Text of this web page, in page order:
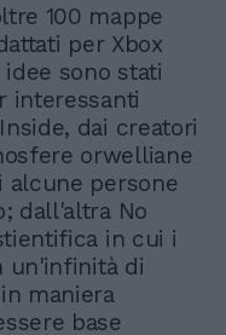
100 mappe
per Xbox
sono stati
interessanti
dai creatori
orwelliane
alcune persone
dall'altra No
in cui i
un'infinità di
maniera
base